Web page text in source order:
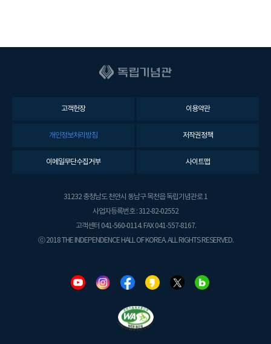
고객헌장 이용약관
개인정보처리방침 저작권정책
이메일무단수집거부 사이트맵
31232 충청남도 천안시 동남구 목천읍 독립기념관로 1
사업자등록번호 : 312-82-02552
고객센터 041-560-0114. FAX 041-557-8167.
ⓒ 2018 THE INDEPENDENCE HALL OF KOREA. ALL RIGHTS RESERVED.